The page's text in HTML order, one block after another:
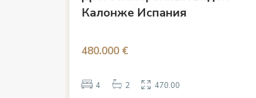
Калонже Испания
480.000 €
4 2 470.00